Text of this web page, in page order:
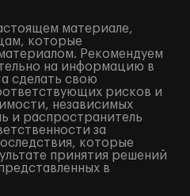
материале,
которые
Рекомендуем
на информацию в
сделать свою
рисков и
независимых
и распространитель
за
которые
принятия решений
в